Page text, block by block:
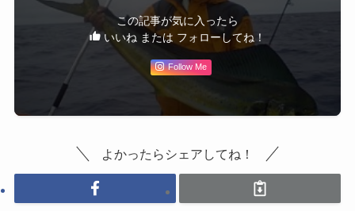
この記事が気に入ったら
いいね または フォローしてね！
Follow Me
よかったらシェアしてね！